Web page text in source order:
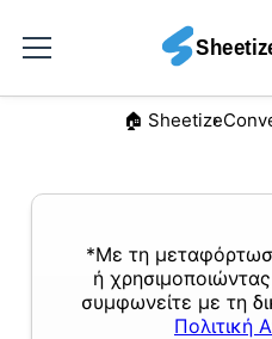
🏠︎ Sheetize
*Με τη
ή
συμφωνείτε με τη
Πολιτική